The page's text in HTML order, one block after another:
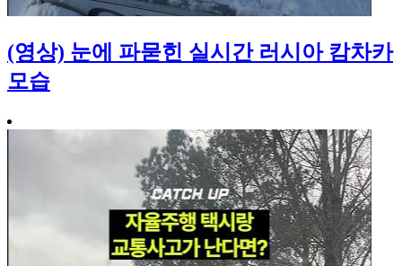
(영상) 눈에 파묻힌 실시간 러시아 캄차카
모습